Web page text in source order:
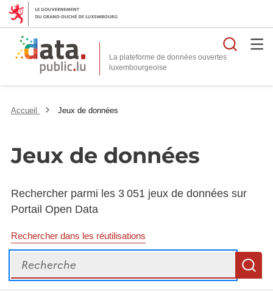
La plateforme de données ouvertes
Accueil Jeux de données
Jeux de données
Rechercher parmi les 3 051 jeux de données sur
Portail Open Data
Rechercher dans les réutilisations
Recherche